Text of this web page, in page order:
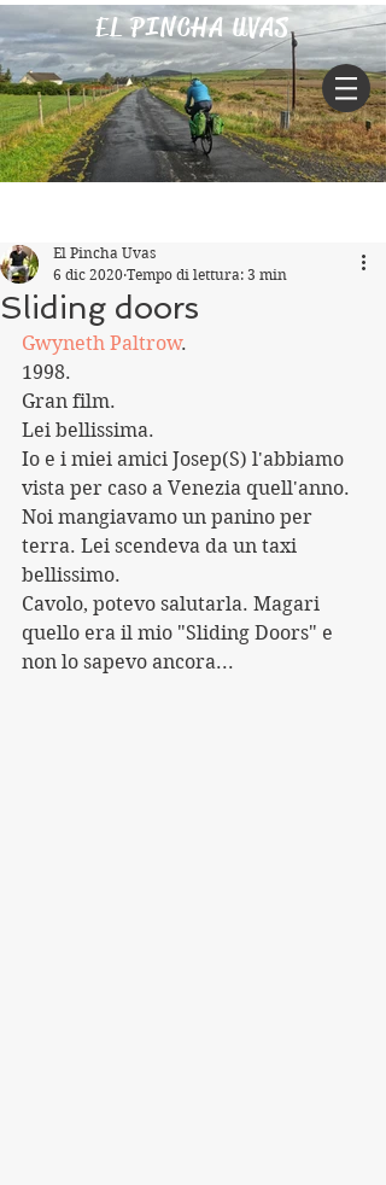
EL PINCHA UVAS
Sliding doors
El Pincha Uvas
6 dic 2020 Tempo di lettura: 3 min
Gwyneth Paltrow.
1998.
Gran film.
Lei bellissima.
Io e i miei amici Josep(S) l'abbiamo
vista per caso a Venezia quell'anno.
Noi mangiavamo un panino per
terra. Lei scendeva da un taxi
bellissimo.
Cavolo, potevo salutarla. Magari
quello era il mio "Sliding Doors" e
non lo sapevo ancora...